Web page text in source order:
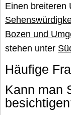
Einen breiteren
Bozen und
stehen unter
Häufige
Kann man